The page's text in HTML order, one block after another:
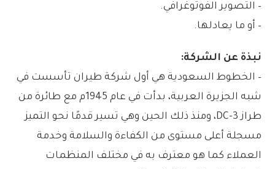
– التصوير الفوتوغرافي.
– أو ما يعادلها.
نبذة عن الشركة:
– الخطوط السعودية هي أول شركة طيران تأسست في
شبه الجزيرة العربية، بدأت في عام 1945م مع طائرة من
طراز DC-3، ومنذ ذلك الحين وهي تسير قدمًا نحو التميز
مسجلة أعلى مستوى من الكفاءة والسلامة وخدمة
العملاء كما هو معترف به في مختلف المنظمات